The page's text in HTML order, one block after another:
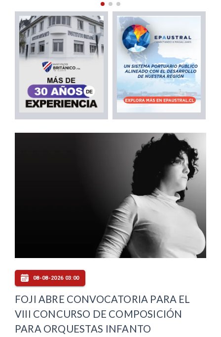
08-08-2026 03:00
FOJI ABRE CONVOCATORIA PARA EL
VIII CONCURSO DE COMPOSICIÓN
PARA ORQUESTAS INFANTO